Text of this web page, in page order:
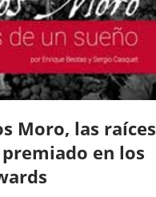
Moro, las raíces
en los